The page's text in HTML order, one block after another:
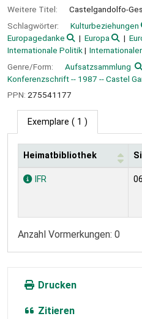
Weitere Titel:
Castelgandolfo-
Schlagwörter:
Kulturbeziehungen
Europagedanke
Europa
Internationale Politik
Genre/Form:
Aufsatzsammlung
Konferenzschrift -- 1987 -- Castel
PPN: 275541177
Exemplare ( 1 )
Exemplare
Heimatbibliothek
IFR
Anzahl Vormerkungen: 0
Drucken
Zitieren